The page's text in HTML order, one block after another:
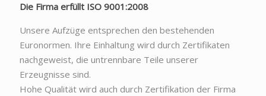
Die Firma erfüllt ISO 9001:2008
Unsere Aufzüge entsprechen den bestehenden
Euronormen. Ihre Einhaltung wird durch Zertifikaten
nachgeweist, die untrennbare Teile unserer
Erzeugnisse sind.
Hohe Qualität wird auch durch Zertifikation der Firma